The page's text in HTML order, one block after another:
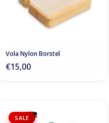
Vola Nylon Borstel
€15,00
SALE